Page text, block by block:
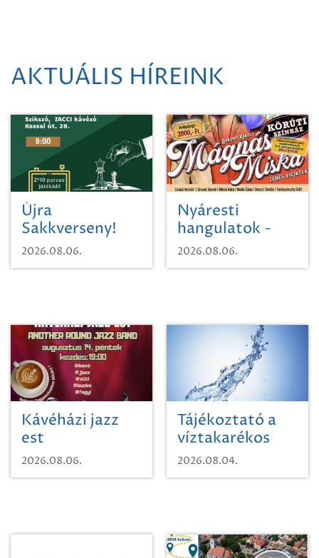
AKTUÁLIS HÍREINK
Újra
Sakkverseny!
2026.08.06.
Nyáresti
hangulatok -
Mágnás Miska
2026.08.06.
Kávéházi jazz
est
2026.08.06.
Tájékoztató a
víztakarékos
vízhasználatról
2026.08.04.